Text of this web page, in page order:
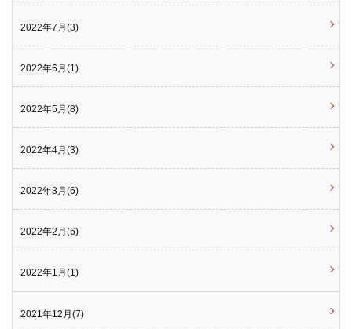
2022年7月(3)
2022年6月(1)
2022年5月(8)
2022年4月(3)
2022年3月(6)
2022年2月(6)
2022年1月(1)
2021年12月(7)